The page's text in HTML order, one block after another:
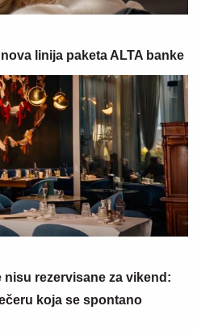
linija paketa ALTA banke
rezervisane za vikend:
koja se spontano